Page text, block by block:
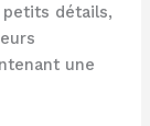
détails,
une